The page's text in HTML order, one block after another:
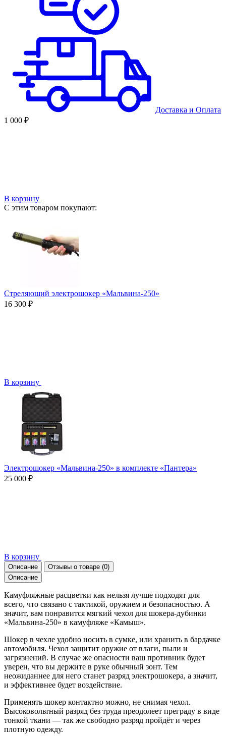
Доставка и Оплата
1 000 ₽
В корзину
С этим товаром покупают:
Стреляющий электрошокер «Мальвина-250»
16 300 ₽
В корзину
Электрошокер «Мальвина-250» в комплекте «Пантера»
25 000 ₽
В корзину
Описание Отзывы о товаре (0)
Описание
Камуфляжные расцветки как нельзя лучше подходят для
всего, что связано с тактикой, оружием и безопасностью. А
значит, вам понравится мягкий чехол для шокера-дубинки
«Мальвина-250» в камуфляже «Камыш».
Шокер в чехле удобно носить в сумке, или хранить в бардачке
автомобиля. Чехол защитит оружие от влаги, пыли и
загрязнений. В случае же опасности ваш противник будет
уверен, что вы держите в руке обычный зонт. Тем
неожиданнее для него станет разряд электрошокера, а значит,
и эффективнее будет воздействие.
Применять шокер контактно можно, не снимая чехол.
Высоковольтный разряд без труда преодолеет преграду в виде
тонкой ткани — так же свободно разряд пройдёт и через
плотную одежду.